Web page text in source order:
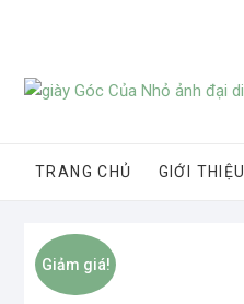
TRANG CHỦ GIỚI THIỆU
Giảm giá!